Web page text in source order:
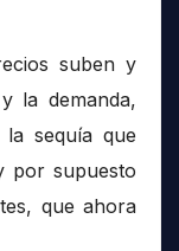
suben y
la demanda,
sequía que
por supuesto
que ahora